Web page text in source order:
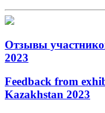
Отзывы
2023
Feedback from
Kazakhstan 2023